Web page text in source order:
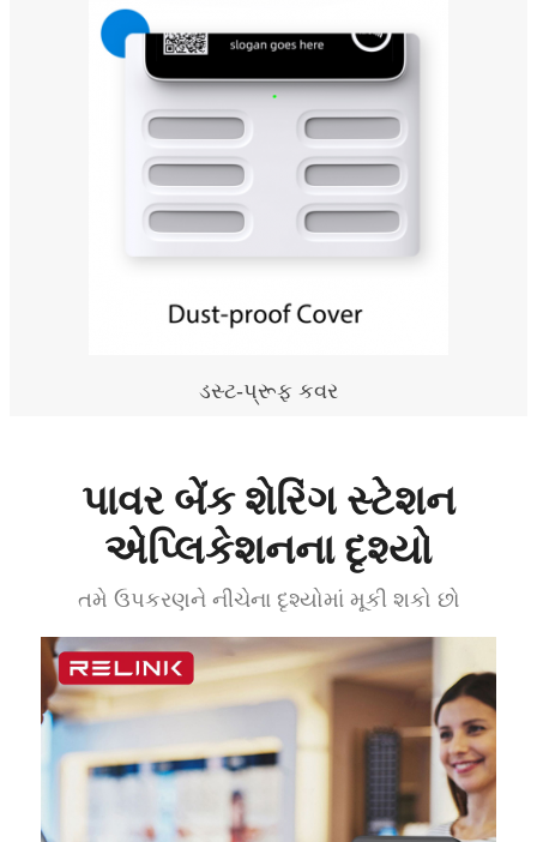
ડસ્ટ-પ્રૂફ કવર
પાવર બેંક શેરિંગ સ્ટેશન
એપ્લિકેશનના દૃશ્યો
તમે ઉપકરણને નીચેના દૃશ્યોમાં મૂકી શકો છો